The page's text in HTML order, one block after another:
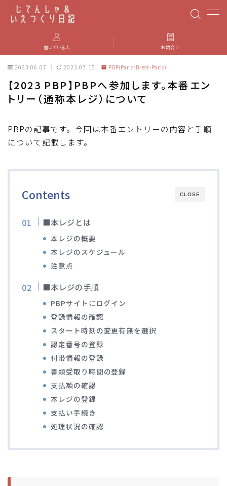
PBP(Paris-Brest-Paris)
エベレスティング
パーツのインプレ・カスタマイズ
ディスクブレーキ
Di2関連
ブルべレポート2025
ブルべレポート2024
ブルべレポート2023
ブルベレポート2022
ブルべレポート2021
書いている人 お問合せ
2023.06.07 2023.07.15 PBP(Paris-Brest-Paris)
【2023 PBP】PBPへ参加します。本番エン
トリー（通称本レジ）について
PBPの記事です。今回は本番エントリーの内容と手順
について記載します。
CLOSE
Contents
■本レジとは
本レジの概要
本レジのスケジュール
注意点
■本レジの手順
PBPサイトにログイン
登録情報の確認
スタート時刻の変更有無を選択
認定番号の登録
付帯情報の登録
書類受取り時間の登録
支払額の確認
本レジの登録
支払い手続き
処理状況の確認